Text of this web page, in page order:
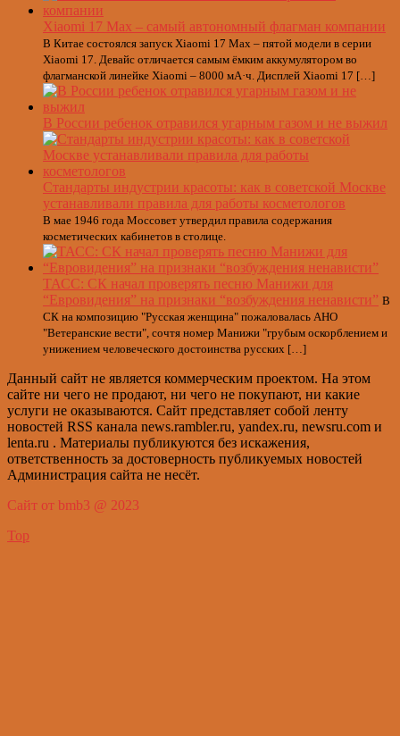
Xiaomi 17 Max – самый автономный флагман компании
В Китае состоялся запуск Xiaomi 17 Max – пятой модели в серии
Xiaomi 17. Девайс отличается самым ёмким аккумулятором во
флагманской линейке Xiaomi – 8000 мА·ч. Дисплей Xiaomi 17 […]
В России ребенок отравился угарным газом и не выжил
Стандарты индустрии красоты: как в советской Москве
устанавливали правила для работы косметологов
В мае 1946 года Моссовет утвердил правила содержания
косметических кабинетов в столице.
ТАСС: СК начал проверять песню Манижи для
“Евровидения” на признаки “возбуждения ненависти” В
СК на композицию "Русская женщина" пожаловалась АНО
"Ветеранские вести", сочтя номер Манижи "грубым оскорблением и
унижением человеческого достоинства русских […]
Данный сайт не является коммерческим проектом. На этом
сайте ни чего не продают, ни чего не покупают, ни какие
услуги не оказываются. Сайт представляет собой ленту
новостей RSS канала news.rambler.ru, yandex.ru, newsru.com и
lenta.ru . Материалы публикуются без искажения,
ответственность за достоверность публикуемых новостей
Администрация сайта не несёт.
Сайт от bmb3 @ 2023
Top